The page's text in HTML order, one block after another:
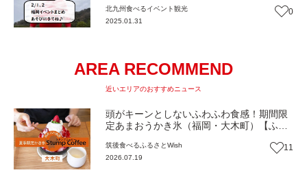
北九州食べるイベント観光
2025.01.31
0
AREA RECOMMEND
近いエリアのおすすめニュース
頭がキーンとしないふわふわ食感！期間限
定あまおうかき氷（福岡・大木町）【ふる
筑後食べる ふるさとWish
2026.07.19
11